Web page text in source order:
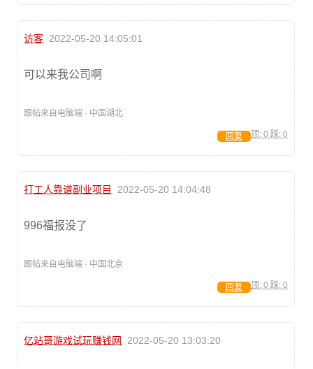
访客 2022-05-20 14:05:01
可以来我公司啊
跟帖来自电脑端 · 中国湖北
顶: 0 踩: 0
回复
打工人靠谱副业项目 2022-05-20 14:04:48
996福报没了
跟帖来自电脑端 · 中国北京
顶: 0 踩: 0
回复
亿站哥游戏试玩赚钱网 2022-05-20 13:03:20